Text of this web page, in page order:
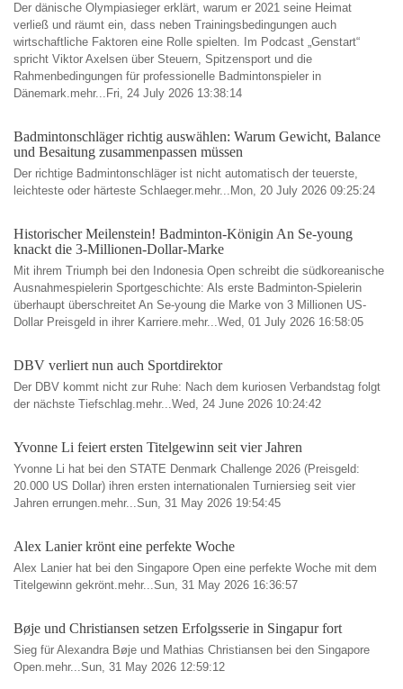
Der dänische Olympiasieger erklärt, warum er 2021 seine Heimat
verließ und räumt ein, dass neben Trainingsbedingungen auch
wirtschaftliche Faktoren eine Rolle spielten. Im Podcast „Genstart“
spricht Viktor Axelsen über Steuern, Spitzensport und die
Rahmenbedingungen für professionelle Badmintonspieler in
Dänemark.mehr...Fri, 24 July 2026 13:38:14
Badmintonschläger richtig auswählen: Warum Gewicht, Balance
und Besaitung zusammenpassen müssen
Der richtige Badmintonschläger ist nicht automatisch der teuerste,
leichteste oder härteste Schlaeger.mehr...Mon, 20 July 2026 09:25:24
Historischer Meilenstein! Badminton-Königin An Se-young
knackt die 3-Millionen-Dollar-Marke
Mit ihrem Triumph bei den Indonesia Open schreibt die südkoreanische
Ausnahmespielerin Sportgeschichte: Als erste Badminton-Spielerin
überhaupt überschreitet An Se-young die Marke von 3 Millionen US-
Dollar Preisgeld in ihrer Karriere.mehr...Wed, 01 July 2026 16:58:05
DBV verliert nun auch Sportdirektor
Der DBV kommt nicht zur Ruhe: Nach dem kuriosen Verbandstag folgt
der nächste Tiefschlag.mehr...Wed, 24 June 2026 10:24:42
Yvonne Li feiert ersten Titelgewinn seit vier Jahren
Yvonne Li hat bei den STATE Denmark Challenge 2026 (Preisgeld:
20.000 US Dollar) ihren ersten internationalen Turniersieg seit vier
Jahren errungen.mehr...Sun, 31 May 2026 19:54:45
Alex Lanier krönt eine perfekte Woche
Alex Lanier hat bei den Singapore Open eine perfekte Woche mit dem
Titelgewinn gekrönt.mehr...Sun, 31 May 2026 16:36:57
Bøje und Christiansen setzen Erfolgsserie in Singapur fort
Sieg für Alexandra Bøje und Mathias Christiansen bei den Singapore
Open.mehr...Sun, 31 May 2026 12:59:12